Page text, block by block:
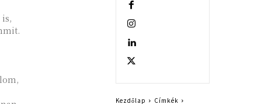
Kezdőlap
Címkék